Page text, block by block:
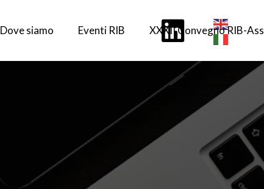
Dove siamo Eventi RIB XXXII Convegno RIB-